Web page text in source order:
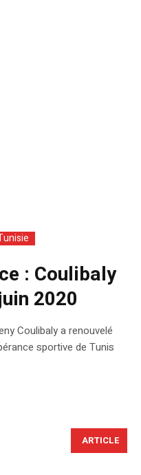
: Coulibaly
2020
Coulibaly a renouvelé
sportive de Tunis
ARTICLE